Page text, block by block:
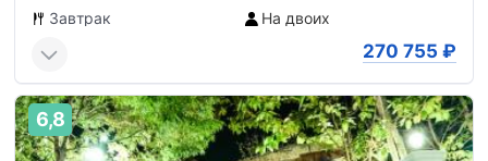
Завтрак
На двоих
270 755 ₽
6,8